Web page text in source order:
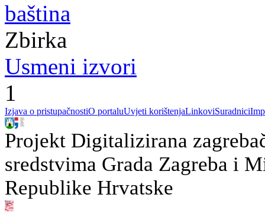
baština
Zbirka
Usmeni izvori
1
Izjava o pristupačnostiO portaluUvjeti korištenjaLinkoviSuradnici
Projekt Digitalizirana
sredstvima Grada Zagreba i
Republike Hrvatske